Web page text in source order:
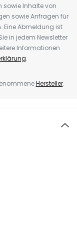
sowie Inhalte von
sowie Anfragen für
Eine Abmeldung ist
in jedem Newsletter
Informationen
.
Hersteller.